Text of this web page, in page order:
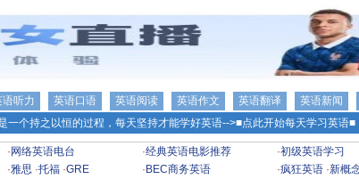
语听力 英语口语 英语阅读 英语作文 英语翻译 英语新闻
一个持之以恒的过程，每天坚持才能学好英语-->■点此开始每天学习英语■
· 网络英语电台 ·经典英语电影推荐 ·初级英语学习
·雅思 ·托福 ·GRE · BEC商务英语 ·疯狂英语 ·新概